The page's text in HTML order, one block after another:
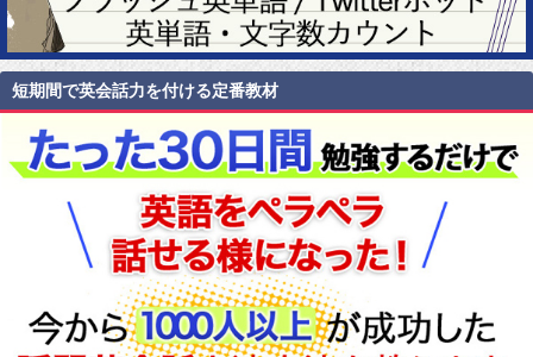
短期間で英会話力を付ける定番教材